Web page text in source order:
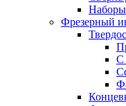
Наборы
Фрезерный
С